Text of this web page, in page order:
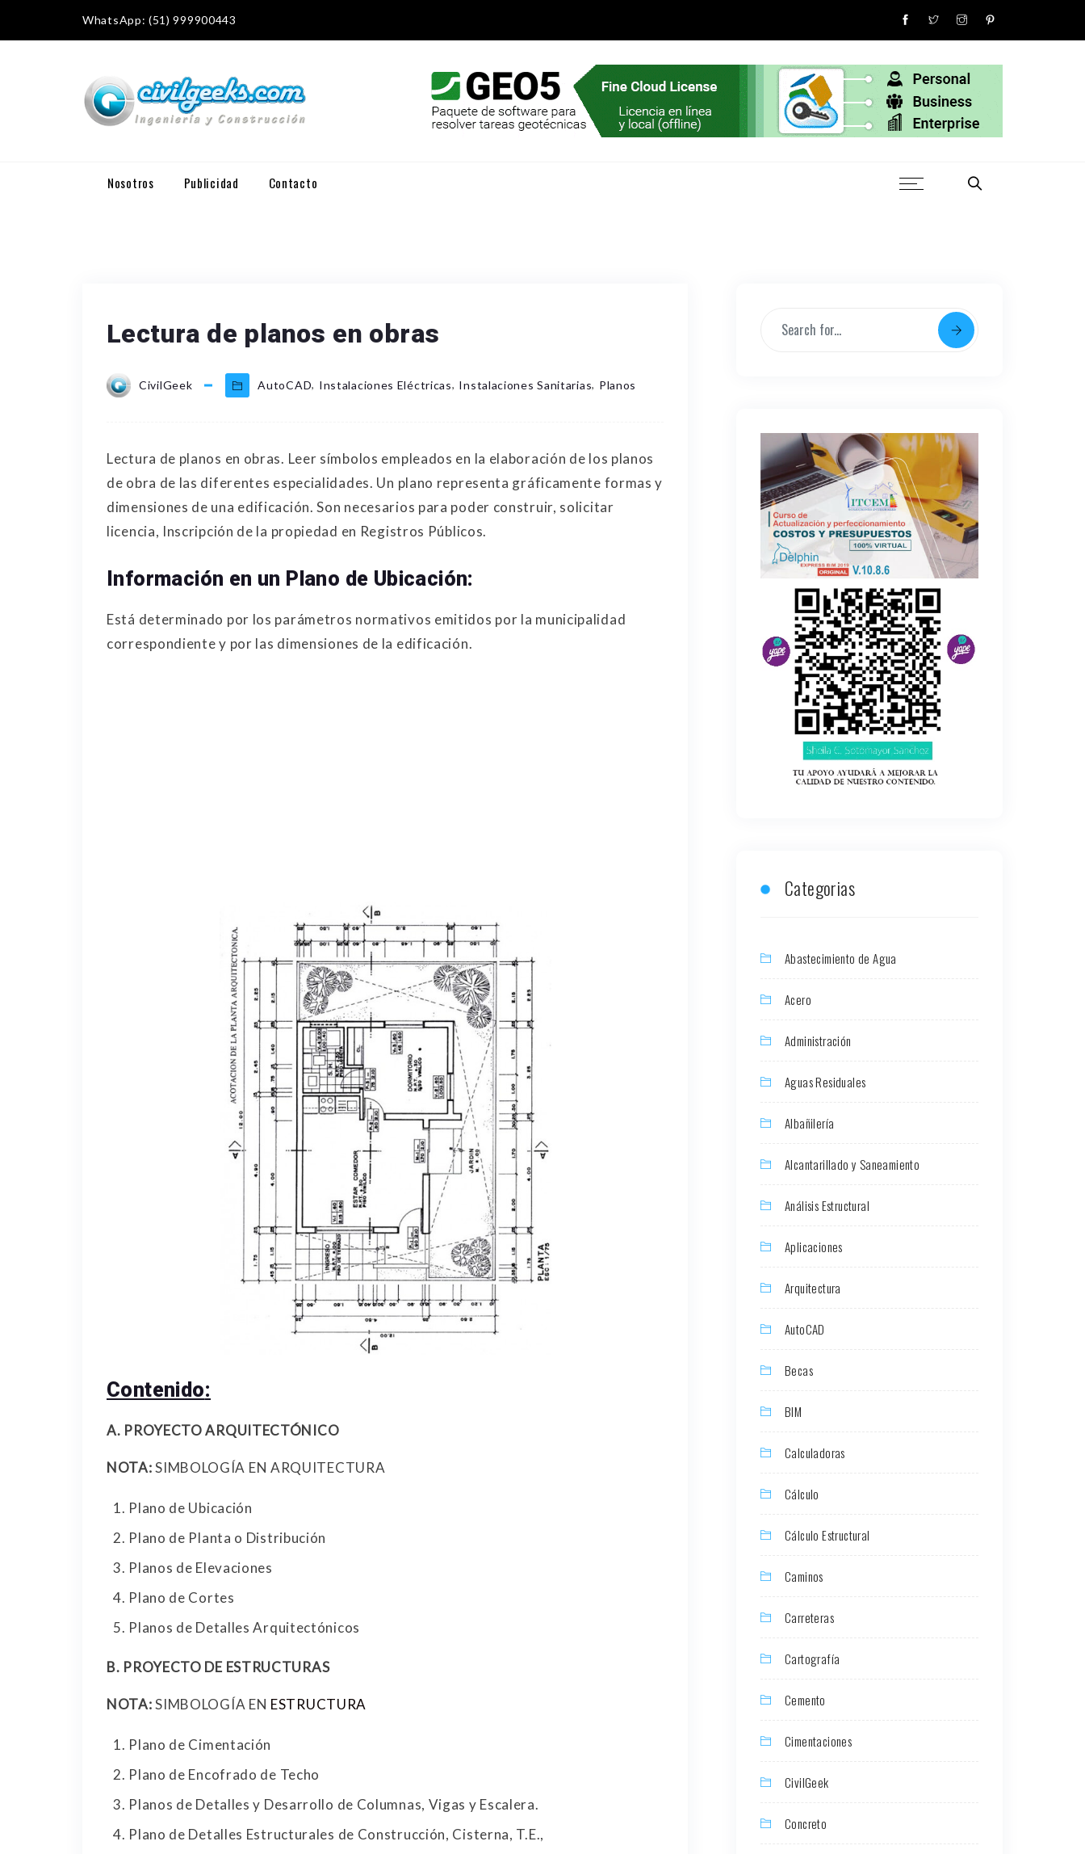
WhatsApp: (51) 999900443
Nosotros Publicidad Contacto
Lectura de planos en obras
CivilGeek AutoCAD, Instalaciones Eléctricas, Instalaciones Sanitarias, Planos
Lectura de planos en obras. Leer símbolos empleados en la elaboración de los planos
de obra de las diferentes especialidades. Un plano representa gráficamente formas y
dimensiones de una edificación. Son necesarios para poder construir, solicitar
licencia, Inscripción de la propiedad en Registros Públicos.
Información en un Plano de Ubicación:
Está determinado por los parámetros normativos emitidos por la municipalidad
correspondiente y por las dimensiones de la edificación.
Contenido:
A. PROYECTO ARQUITECTÓNICO
NOTA:SIMBOLOGÍA EN ARQUITECTURA
Plano de Ubicación
Plano de Planta o Distribución
Planos de Elevaciones
Plano de Cortes
Planos de Detalles Arquitectónicos
B. PROYECTO DE ESTRUCTURAS
NOTA:SIMBOLOGÍA EN ESTRUCTURA
Plano de Cimentación
Plano de Encofrado de Techo
Planos de Detalles y Desarrollo de Columnas, Vigas y Escalera.
Plano de Detalles Estructurales de Construcción, Cisterna, T.E.,
Categorias
Abastecimiento de Agua
Acero
Administración
Aguas Residuales
Albañilería
Alcantarillado y Saneamiento
Análisis Estructural
Aplicaciones
Arquitectura
AutoCAD
Becas
BIM
Calculadoras
Cálculo
Cálculo Estructural
Caminos
Carreteras
Cartografía
Cemento
Cimentaciones
CivilGeek
Concreto